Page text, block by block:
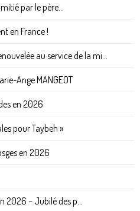
par le père...
en France !
au service de la mi...
Ange MANGEOT
en 2026
pour Taybeh »
en 2026
– Jubilé des p...